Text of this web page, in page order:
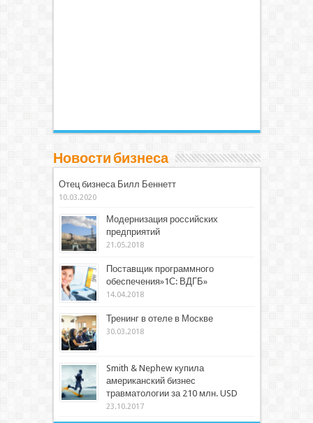
Новости бизнеса
Отец бизнеса Билл Беннетт
10.03.2020
Модернизация российских
предприятий
21.05.2018
Поставщик программного
обеспечения»1С: ВДГБ»
14.04.2018
Тренинг в отеле в Москве
30.03.2018
Smith & Nephew купила
американский бизнес
травматологии за 210 млн. USD
23.10.2017